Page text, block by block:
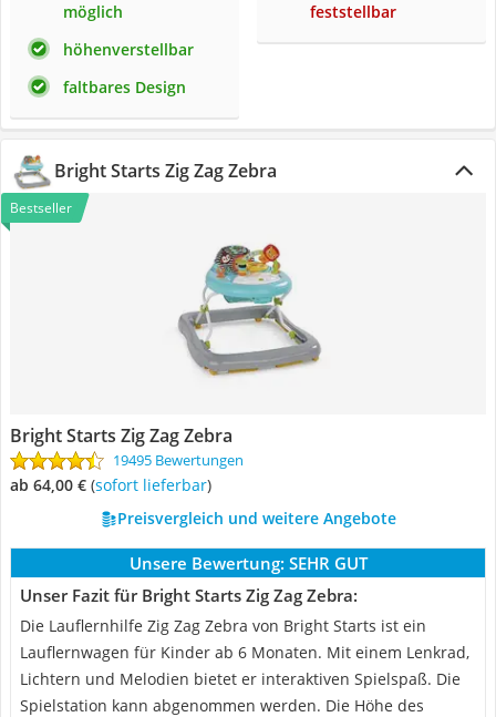
möglich
höhenverstellbar
faltbares Design
feststellbar
Bright Starts Zig Zag Zebra
Bestseller
Bright Starts Zig Zag Zebra
19495 Bewertungen
ab 64,00 € ( Sofort lieferbar)
Preisvergleich und weitere Angebote
Unsere Bewertung: SEHR GUT
Unser Fazit für Bright Starts Zig Zag Zebra:
Die Lauflernhilfe Zig Zag Zebra von Bright Starts ist ein
Lauflernwagen für Kinder ab 6 Monaten. Mit einem Lenkrad,
Lichtern und Melodien bietet er interaktiven Spielspaß. Die
Spielstation kann abgenommen werden. Die Höhe des